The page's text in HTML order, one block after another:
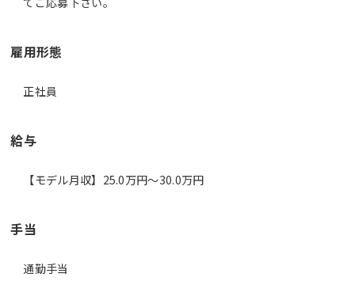
雇用形態
正社員
給与
【モデル月収】25.0万円〜30.0万円
手当
通勤手当